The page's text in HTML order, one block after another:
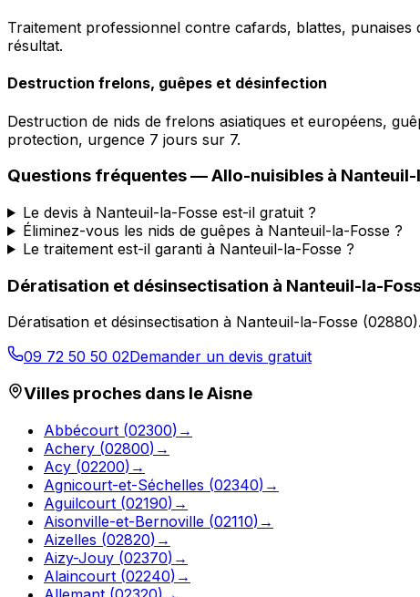
Traitement professionnel contre cafards, blattes,
résultat.
Destruction frelons, guêpes et désinfection
Destruction de nids de frelons asiatiques et européens,
protection, urgence 7 jours sur 7.
Questions fréquentes —Allo-nuisibles à
Le devis à Nanteuil-la-Fosse est-il gratuit ?
Éliminez-vous les nids de guêpes à Nanteuil-la-Fosse ?
Le traitement est-il garanti à Nanteuil-la-Fosse ?
Dératisation et désinsectisation à Nanteuil-la-
Dératisation et désinsectisation à Nanteuil-la-Fosse (02880).
09 72 50 50 02Demander un devis gratuit
Villes proches dans leAisne
Abbécourt (02300) →
Achery (02800) →
Acy (02200) →
Agnicourt-et-Séchelles (02340) →
Aguilcourt (02190) →
Aisonville-et-Bernoville (02110) →
Aizelles (02820) →
Aizy-Jouy (02370) →
Alaincourt (02240) →